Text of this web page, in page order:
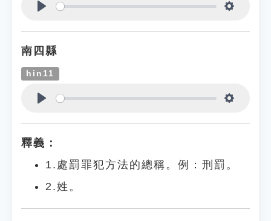
南四縣
hin11
釋義：
1.處罰罪犯方法的總稱。例：刑罰。
2.姓。